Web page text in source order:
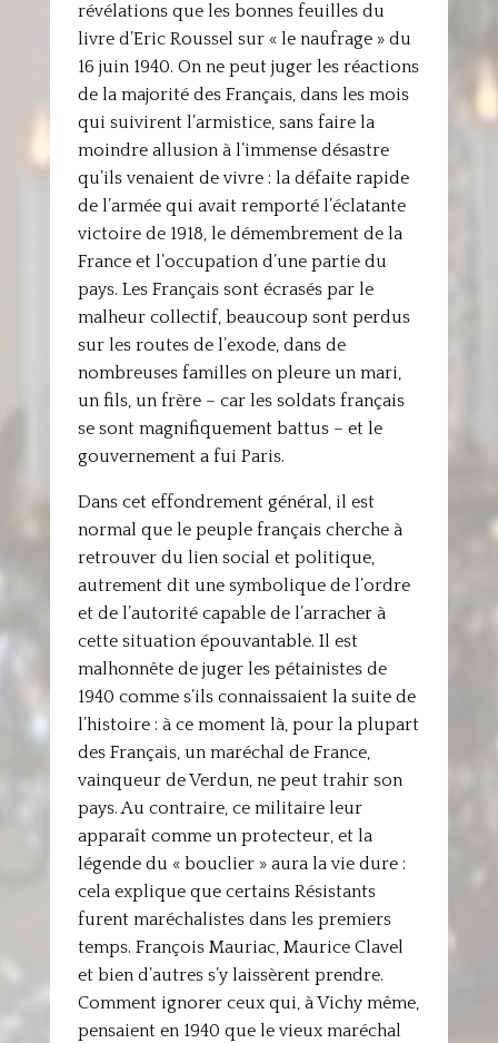
révélations que les bonnes feuilles du
livre d’Eric Roussel sur « le naufrage » du
16 juin 1940. On ne peut juger les réactions
de la majorité des Français, dans les mois
qui suivirent l’armistice, sans faire la
moindre allusion à l’immense désastre
qu’ils venaient de vivre : la défaite rapide
de l’armée qui avait remporté l’éclatante
victoire de 1918, le démembrement de la
France et l’occupation d’une partie du
pays. Les Français sont écrasés par le
malheur collectif, beaucoup sont perdus
sur les routes de l’exode, dans de
nombreuses familles on pleure un mari,
un fils, un frère – car les soldats français
se sont magnifiquement battus – et le
gouvernement a fui Paris.
Dans cet effondrement général, il est
normal que le peuple français cherche à
retrouver du lien social et politique,
autrement dit une symbolique de l’ordre
et de l’autorité capable de l’arracher à
cette situation épouvantable. Il est
malhonnête de juger les pétainistes de
1940 comme s’ils connaissaient la suite de
l’histoire : à ce moment là, pour la plupart
des Français, un maréchal de France,
vainqueur de Verdun, ne peut trahir son
pays. Au contraire, ce militaire leur
apparaît comme un protecteur, et la
légende du « bouclier » aura la vie dure :
cela explique que certains Résistants
furent maréchalistes dans les premiers
temps. François Mauriac, Maurice Clavel
et bien d’autres s’y laissèrent prendre.
Comment ignorer ceux qui, à Vichy même,
pensaient en 1940 que le vieux maréchal